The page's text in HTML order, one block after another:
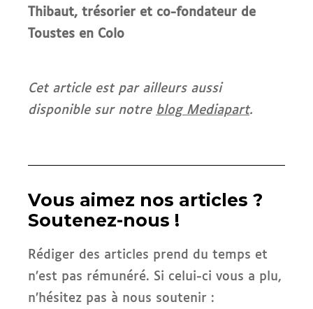
Thibaut, trésorier et co-fondateur de
Toustes en Colo
Cet article est par ailleurs aussi
disponible sur notre blog Mediapart.
Vous aimez nos articles ?
Soutenez-nous !
Rédiger des articles prend du temps et
n’est pas rémunéré. Si celui-ci vous a plu,
n’hésitez pas à nous soutenir :